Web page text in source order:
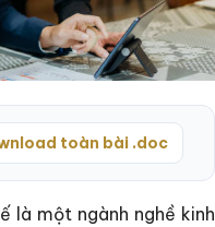
toàn bài .doc
là một ngành nghề kinh